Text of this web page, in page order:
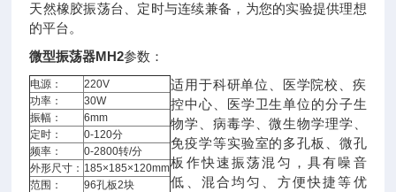
天然橡胶振荡台、定时与连续兼备，为您的实验提供理想
的平台。
微型振荡器MH2参数：
电源：
220V
功率：
30W
振幅：
6mm
定时：
0-120分
频率：
0-2800转/分
外形尺寸： 185×185×120mm
范围：
96孔板2块
适用于科研单位、医学院校、疾
控中心、医学卫生单位的分子生
物学、病毒学、微生物学理学、
免疫学等实验室的多孔板、微孔
板作快速振荡混匀，具有噪音
低、混合均匀、方便快捷等优